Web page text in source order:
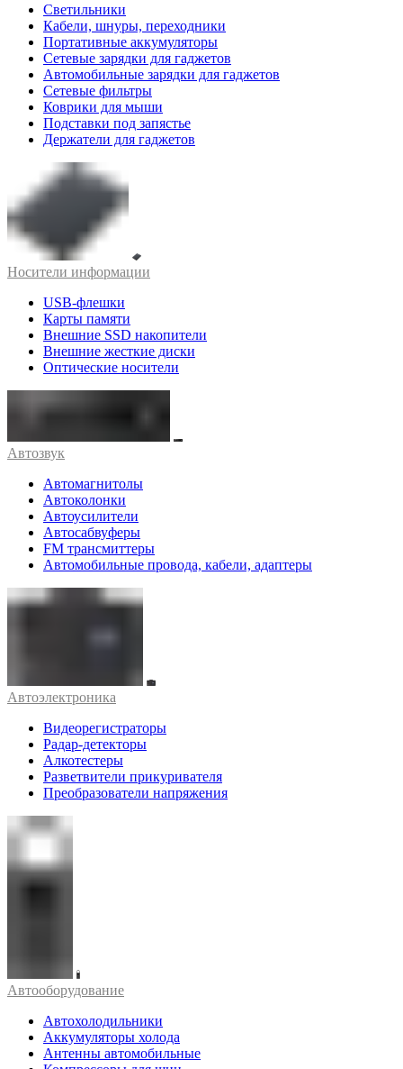
Светильники
Кабели, шнуры, переходники
Портативные аккумуляторы
Сетевые зарядки для гаджетов
Автомобильные зарядки для гаджетов
Сетевые фильтры
Коврики для мыши
Подставки под запястье
Держатели для гаджетов
Носители информации
USB-флешки
Карты памяти
Внешние SSD накопители
Внешние жесткие диски
Оптические носители
Автозвук
Автомагнитолы
Автоколонки
Автоусилители
Автосабвуферы
FM трансмиттеры
Автомобильные провода, кабели, адаптеры
Автоэлектроника
Видеорегистраторы
Радар-детекторы
Алкотестеры
Разветвители прикуривателя
Преобразователи напряжения
Автооборудование
Автохолодильники
Аккумуляторы холода
Антенны автомобильные